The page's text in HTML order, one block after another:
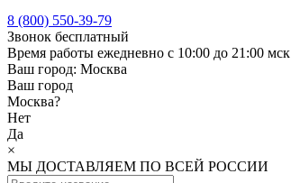
8 (800) 550-39-79
Звонок бесплатный
Время работы ежедневно с 10:00 до 21:00 мск
Ваш город: Москва
Ваш город
Москва?
Нет
Да
×
МЫ ДОСТАВЛЯЕМ ПО ВСЕЙ РОССИИ